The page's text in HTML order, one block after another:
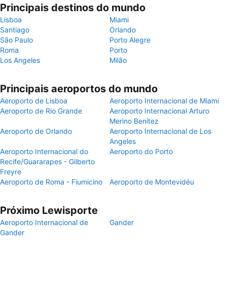
Principais destinos do mundo
Lisboa
Miami
Santiago
Orlando
São Paulo
Porto Alegre
Roma
Porto
Los Angeles
Milão
Principais aeroportos do mundo
Aeroporto de Lisboa
Aeroporto Internacional de Miami
Aeroporto de Rio Grande
Aeroporto Internacional Arturo
Merino Benítez
Aeroporto de Orlando
Aeroporto Internacional de Los
Angeles
Aeroporto Internacional do
Recife/Guararapes - Gilberto
Freyre
Aeroporto do Porto
Aeroporto de Roma - Fiumicino Aeroporto de Montevidéu
Próximo Lewisporte
Aeroporto Internacional de
Gander
Gander